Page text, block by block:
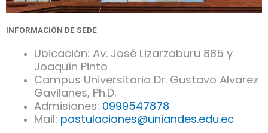
INFORMACIÓN DE SEDE
Ubicación: Av. José Lizarzaburu 885 y
Joaquín Pinto
Campus Universitario Dr. Gustavo Alvarez
Gavilanes, Ph.D.
Admisiones: 0999547878
Mail: postulaciones@uniandes.edu.ec